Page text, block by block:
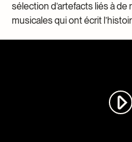
sélection d’artefacts liés à
musicales qui ont écrit